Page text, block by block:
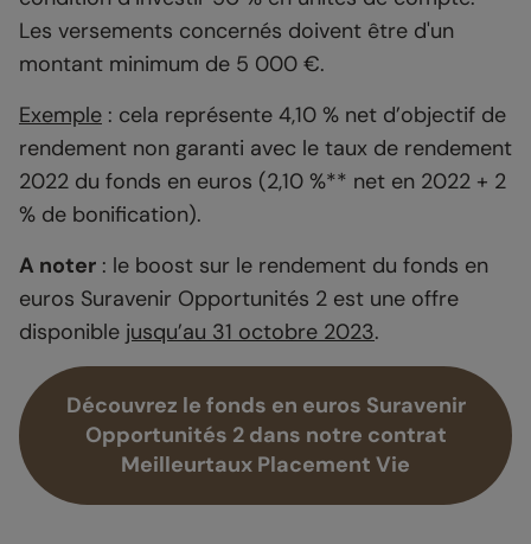
Les versements concernés doivent être d'un
montant minimum de 5 000 €.
Exemple : cela représente 4,10 % net d’objectif de
rendement non garanti avec le taux de rendement
2022 du fonds en euros (2,10 %** net en 2022 + 2
% de bonification).
A noter : le boost sur le rendement du fonds en
euros Suravenir Opportunités 2 est une offre
disponible jusqu’au 31 octobre 2023.
Découvrez le fonds en euros Suravenir
Opportunités 2 dans notre contrat
Meilleurtaux Placement Vie